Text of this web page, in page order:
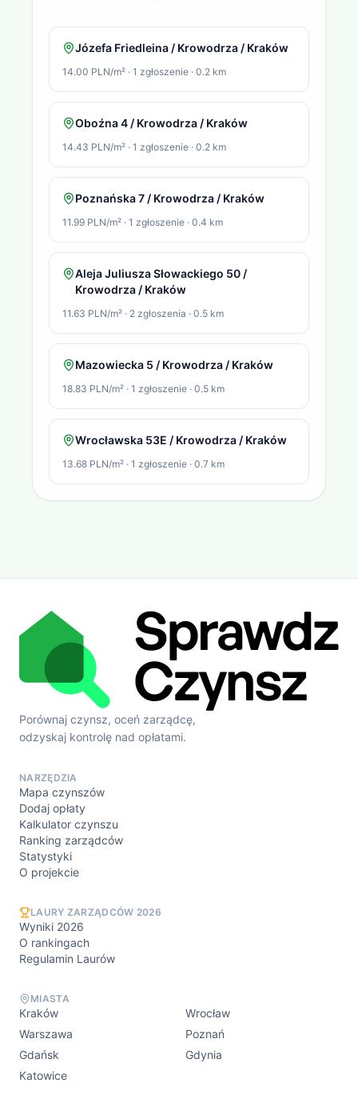
Józefa Friedleina / Krowodrza / Kraków
14.00 PLN/m² · 1 zgłoszenie · 0.2 km
Oboźna 4 / Krowodrza / Kraków
14.43 PLN/m² · 1 zgłoszenie · 0.2 km
Poznańska 7 / Krowodrza / Kraków
11.99 PLN/m² · 1 zgłoszenie · 0.4 km
Aleja Juliusza Słowackiego 50 /
Krowodrza / Kraków
11.63 PLN/m² · 2 zgłoszenia · 0.5 km
Mazowiecka 5 / Krowodrza / Kraków
18.83 PLN/m² · 1 zgłoszenie · 0.5 km
Wrocławska 53E / Krowodrza / Kraków
13.68 PLN/m² · 1 zgłoszenie · 0.7 km
Porównaj czynsz, oceń zarządcę,
odzyskaj kontrolę nad opłatami.
NARZĘDZIA
Mapa czynszów
Dodaj opłaty
Kalkulator czynszu
Ranking zarządców
Statystyki
O projekcie
LAURY ZARZĄDCÓW 2026
Wyniki 2026
O rankingach
Regulamin Laurów
MIASTA
Kraków
Wrocław
Warszawa
Poznań
Gdańsk
Gdynia
Katowice